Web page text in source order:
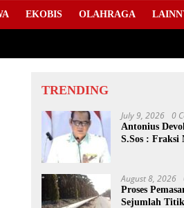
EKOBIS OLAHRAGA
TRENDING
July 9, 2026 0
Antonius
S.Sos : Fraksi
August 8, 2026
Proses
Sejumlah